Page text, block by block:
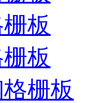
板
板
栅板